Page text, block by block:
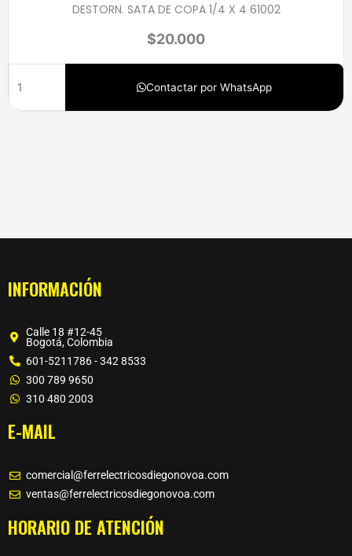
DESTORN. SATA DE COPA 1/4 X 4 61002
$20.000
Contactar por WhatsApp
INFORMACIÓN
Calle 18 #12-45
Bogotá, Colombia
601-5211786 - 342 8533
300 789 9650
310 480 2003
E-MAIL
comercial@ferrelectricosdiegonovoa.com
ventas@ferrelectricosdiegonovoa.com
HORARIO DE ATENCIÓN